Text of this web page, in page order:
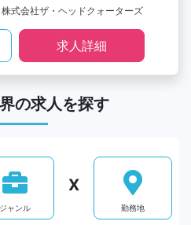
式会社ザ・ヘッドクォーターズ
求人詳細
の求人を探す
ジャンル
X
勤務地